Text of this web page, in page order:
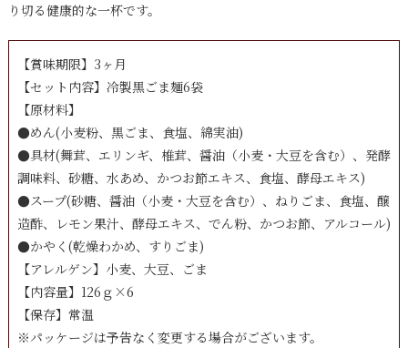
り切る健康的な一杯です。
【賞味期限】3ヶ月
【セット内容】冷製黒ごま麺6袋
【原材料】
●めん(小麦粉、黒ごま、食塩、綿実油)
●具材(舞茸、エリンギ、椎茸、醤油（小麦・大豆を含む）、発酵
調味料、砂糖、水あめ、かつお節エキス、食塩、酵母エキス)
●スープ(砂糖、醤油（小麦・大豆を含む）、ねりごま、食塩、醸
造酢、レモン果汁、酵母エキス、でん粉、かつお節、アルコール)
●かやく(乾燥わかめ、すりごま)
【アレルゲン】小麦、大豆、ごま
【内容量】126ｇ×6
【保存】常温
※パッケージは予告なく変更する場合がございます。